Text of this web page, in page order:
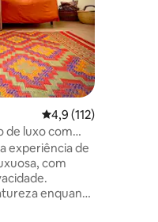
avaliações
4,9 de uma avaliação
4,9 (112)
de luxo com
Clove
experiência de
com
enquanto